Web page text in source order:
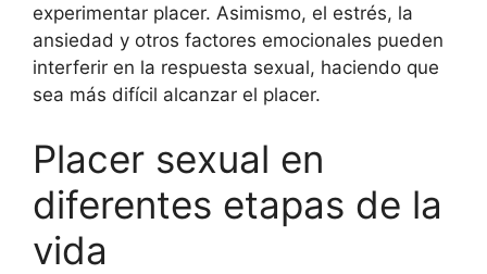
experimentar placer. Asimismo, el estrés, la
ansiedad y otros factores emocionales pueden
interferir en la respuesta sexual, haciendo que
sea más difícil alcanzar el placer.
Placer sexual en
diferentes etapas de la
vida